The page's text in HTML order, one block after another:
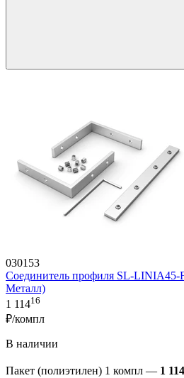
030153
Соединитель профиля SL-
Металл)
1 11416
₽/компл
В наличии
Пакет (полиэтилен) 1 компл — 1 114